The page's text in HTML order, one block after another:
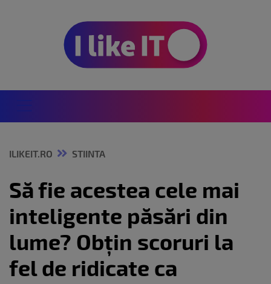
ILIKEIT.RO STIINTA
Să fie acestea cele mai
inteligente păsări din
lume? Obțin scoruri la
fel de ridicate ca